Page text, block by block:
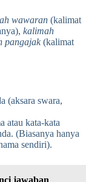
wawaran (kalimat
kalimah
pangajak(kalimat
(aksara swara,
atau kata-kata
(Biasanya hanya
sendiri).
jawaban